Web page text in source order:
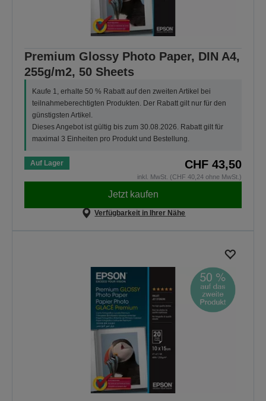
Premium Glossy Photo Paper, DIN A4,
255g/m2, 50 Sheets
Kaufe 1, erhalte 50 % Rabatt auf den zweiten Artikel bei
teilnahmeberechtigten Produkten. Der Rabatt gilt nur für den
günstigsten Artikel.
Dieses Angebot ist gültig bis zum 30.08.2026. Rabatt gilt für
maximal 3 Einheiten pro Produkt und Bestellung.
Auf Lager CHF 43,50
inkl. MwSt. (CHF 40,24 ohne MwSt.)
Jetzt kaufen
Verfügbarkeit in Ihrer Nähe